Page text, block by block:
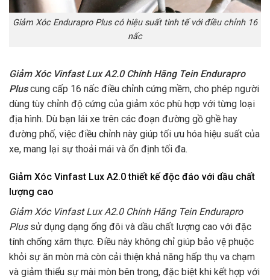
Giảm Xóc Endurapro Plus có hiệu suất tinh tế với điều chỉnh 16
nấc
Giảm Xóc Vinfast Lux A2.0 Chính Hãng Tein Endurapro
Pluscung cấp 16 nấc điều chỉnh cứng mềm, cho phép người
dùng tùy chỉnh độ cứng của giảm xóc phù hợp với từng loại
địa hình. Dù bạn lái xe trên các đoạn đường gồ ghề hay
đường phố, việc điều chỉnh này giúp tối ưu hóa hiệu suất của
xe, mang lại sự thoải mái và ổn định tối đa.
Giảm Xóc Vinfast Lux A2.0 thiết kế độc đáo với dầu chất
lượng cao
Giảm Xóc Vinfast Lux A2.0 Chính Hãng Tein Endurapro
Plus sử dụng dạng ống đôi và dầu chất lượng cao với đặc
tính chống xâm thực. Điều này không chỉ giúp bảo vệ phuộc
khỏi sự ăn mòn mà còn cải thiện khả năng hấp thụ va chạm
và giảm thiểu sự mài mòn bên trong, đặc biệt khi kết hợp với